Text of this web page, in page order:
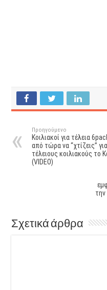
Προηγούμενο
Κοιλιακοί για τέλεια
από τώρα να “χτίζεις”
τέλειους κοιλιακούς το
(VIDEO)
Σχετικά άρθρα